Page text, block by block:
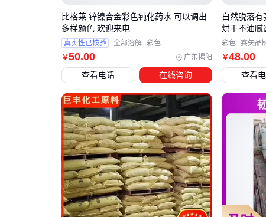
￥50.00 广东揭阳
比格莱 锌镍合金彩色钝化药水 可以调出
多样颜色 欢迎来电
真实性已核验 全部溶解 彩色
查看电话 在线咨询
￥48.00
自然脱落
烘干不油腻
彩色 赛矢品
查看